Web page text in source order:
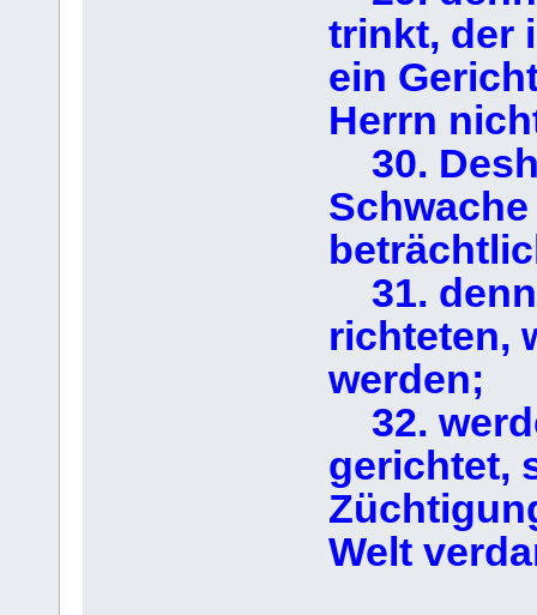
trinkt, der
ein
Herrn
30.
31.
richteten,
werden;
32.
gerichtet,
Welt